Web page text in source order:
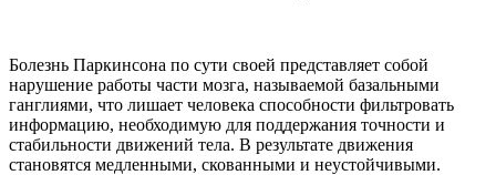
Болезнь Паркинсона по сути своей представляет собой
нарушение работы части мозга, называемой базальными
ганглиями, что лишает человека способности фильтровать
информацию, необходимую для поддержания точности и
стабильности движений тела. В результате движения
становятся медленными, скованными и неустойчивыми.